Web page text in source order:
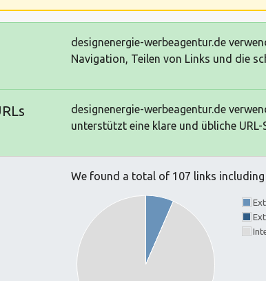
designenergie-werbeagentur.de
Navigation, Teilen von Links und die
designenergie-werbeagentur.de
unterstützt eine klare und übliche URL-
We found a total of 107 links